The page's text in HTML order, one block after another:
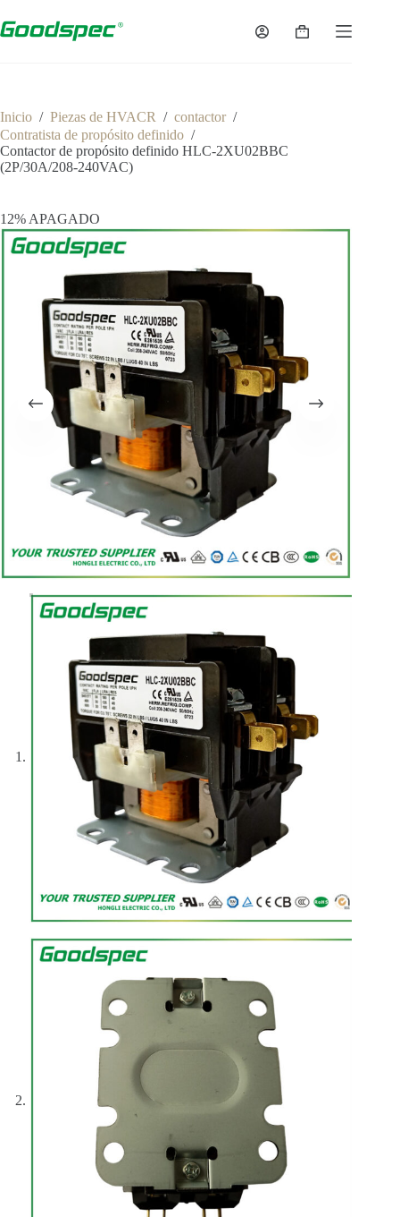
Inicio / Piezas de HVACR / contactor /
Contratista de propósito definido /
Contactor de propósito definido HLC-2XU02BBC
(2P/30A/208-240VAC)
12% APAGADO